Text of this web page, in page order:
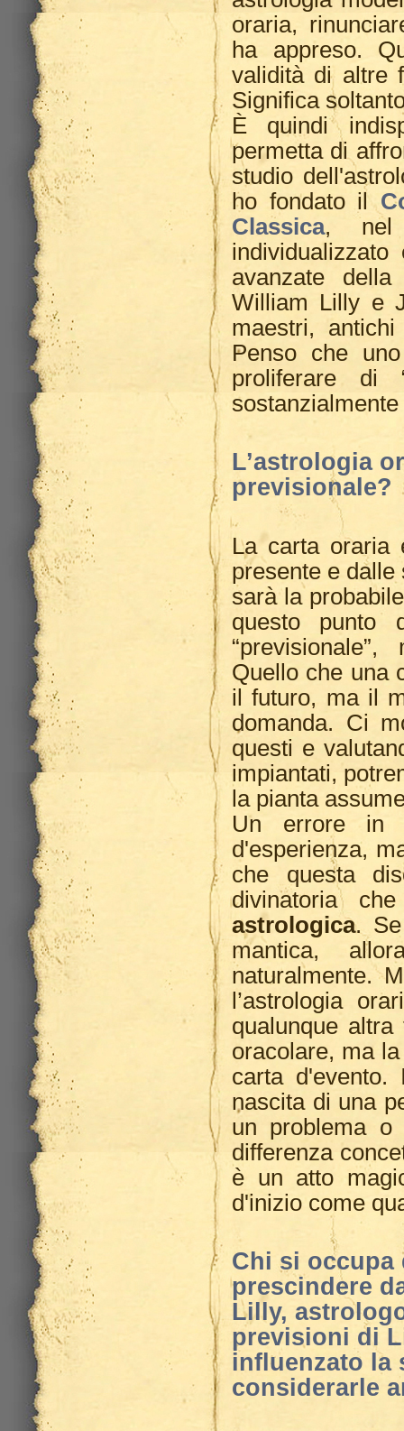
oraria,
ha appreso.
validità di altre
Significa
È quindi
permetta di
studio
ho fondato il
Classica, nel
avanzate
William Lilly e
maestri,
Penso che
proliferare di
L’astrologia
previsionale?
La carta oraria
presente e
sarà la
questo punto
Quello che una
il futuro, ma il
domanda. Ci
questi e
impiantati,
la pianta
Un errore in
d'esperienza,
che questa
divinatoria
astrologica.
mantica,
naturalmente.
l’astrologia
qualunque
oracolare, ma
carta
nascita di una
un problema o
differenza
è un atto
d'inizio come
Chi si
prescindere
Lilly,
previsioni di
influenzato la
considerarle